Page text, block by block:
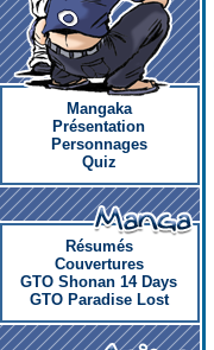
Mangaka
Présentation
Personnages
Quiz
Résumés
Couvertures
GTO Shonan 14 Days
GTO Paradise Lost